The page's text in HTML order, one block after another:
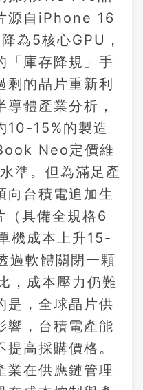
源自iPhone 16
為5核心GPU，
「庫存降規」手
的晶片重新利
體產業分析，
10-15%的製造
Neo定價維
準。但為滿足產
向台積電追加生
具備全規格6
機成本上升15-
過軟體關閉一顆
，成本壓力仍難
是，全球晶片供
響，台積電產能
高採購價格。
業在供應鏈管理